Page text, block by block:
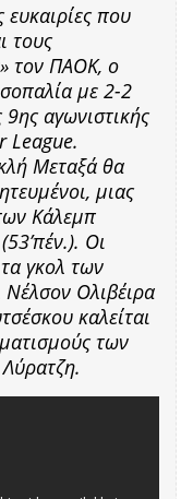
που
τους
τον ΠΑΟΚ, ο
με 2-2
αγωνιστικής
League.
Μεταξά θα
μιας
Κάλεμπ
Οι
γκολ των
Νέλσον Ολιβέιρα
καλείται
των